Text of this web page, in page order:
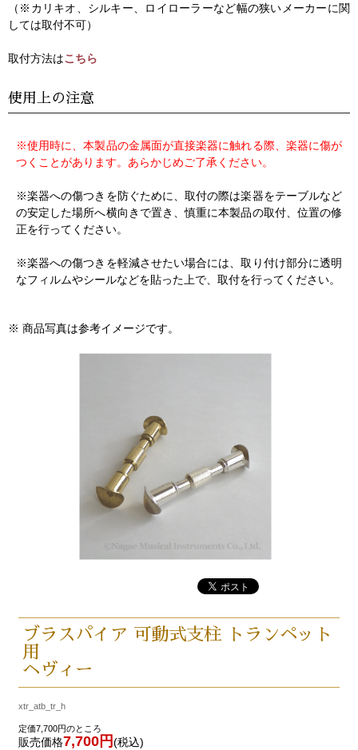
（※カリキオ、シルキー、ロイローラーなど幅の狭いメーカーに関
しては取付不可）
取付方法はこちら
使用上の注意
※使用時に、本製品の金属面が直接楽器に触れる際、楽器に傷が
つくことがあります。あらかじめご了承ください。
※楽器への傷つきを防ぐために、取付の際は楽器をテーブルなど
の安定した場所へ横向きで置き、慎重に本製品の取付、位置の修
正を行ってください。
※楽器への傷つきを軽減させたい場合には、取り付け部分に透明
なフィルムやシールなどを貼った上で、取付を行ってください。
※ 商品写真は参考イメージです。
ブラスパイア 可動式支柱 トランペット
用
ヘヴィー
xtr_atb_tr_h
定価7,700円のところ
販売価格7,700円(税込)